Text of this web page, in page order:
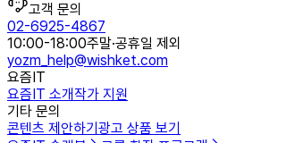
고객 문의
02-6925-4867
10:00-18:00주말·공휴일 제외
yozm_help@wishket.com
요즘IT
요즘IT 소개작가 지원
기타 문의
콘텐츠 제안하기 광고 상품 보기